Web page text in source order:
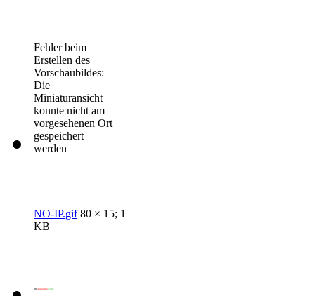
Fehler beim
Erstellen des
Vorschaubildes:
Die
Miniaturansicht
konnte nicht am
vorgesehenen Ort
gespeichert
werden
NO-IP.gif80 × 15; 1
KB